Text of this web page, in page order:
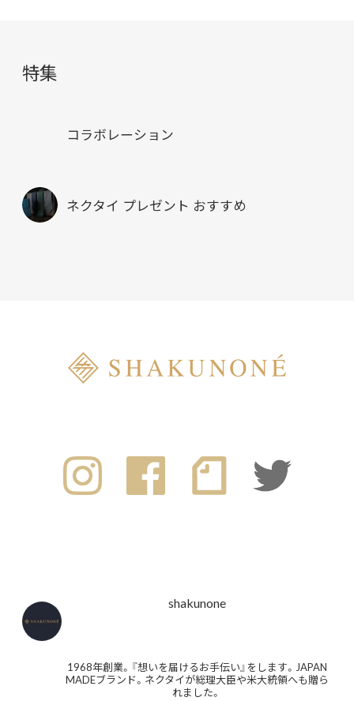
特集
コラボレーション
ネクタイ プレゼント おすすめ
shakunone
1968年創業。『想いを届けるお手伝い』をします。JAPAN
MADEブランド。ネクタイが総理大臣や米大統領へも贈ら
れました。